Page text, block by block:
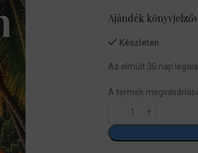
Ajándék
Készleten
Az elmúlt 30 nap
A termék